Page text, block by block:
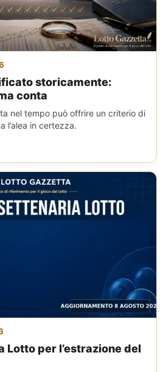
storicamente:
conta
nel tempo può offrire un criterio di
l’alea in certezza.
Lotto per l’estrazione del